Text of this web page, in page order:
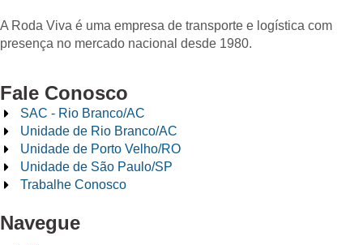
A Roda Viva é uma empresa de transporte e logística com
presença no mercado nacional desde 1980.
Fale Conosco
SAC - Rio Branco/AC
Unidade de Rio Branco/AC
Unidade de Porto Velho/RO
Unidade de São Paulo/SP
Trabalhe Conosco
Navegue